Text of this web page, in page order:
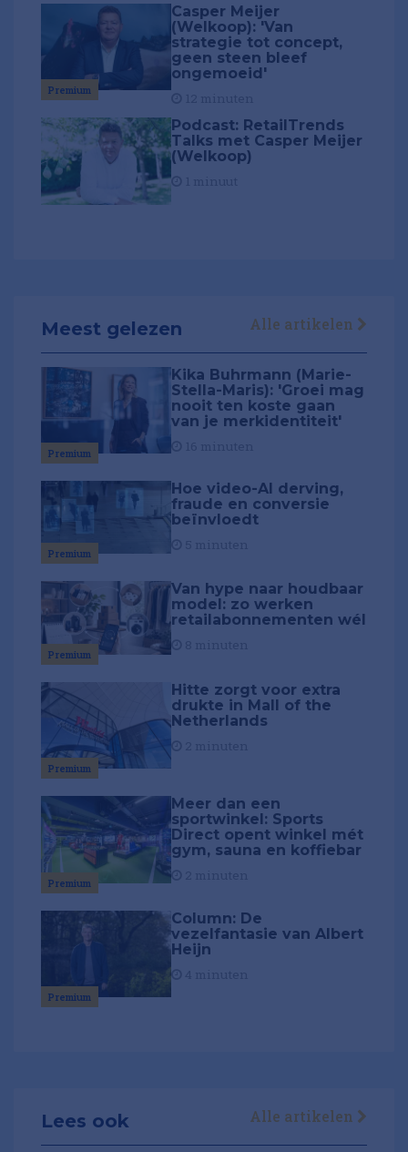
Premium
Casper Meijer
(Welkoop): 'Van
strategie tot concept,
geen steen bleef
ongemoeid'
Podcast: RetailTrends
Talks met Casper Meijer
(Welkoop)
Meest gelezen Alle artikelen
Premium
Kika Buhrmann (Marie-
Stella-Maris): 'Groei mag
nooit ten koste gaan
van je merkidentiteit'
Premium
Hoe video-AI derving,
fraude en conversie
beïnvloedt
Premium
Van hype naar houdbaar
model: zo werken
retailabonnementen wél
Premium
Hitte zorgt voor extra
drukte in Mall of the
Netherlands
Premium
Meer dan een
sportwinkel: Sports
Direct opent winkel mét
gym, sauna en koffiebar
Premium
Column: De
vezelfantasie van Albert
Heijn
Lees ook Alle artikelen